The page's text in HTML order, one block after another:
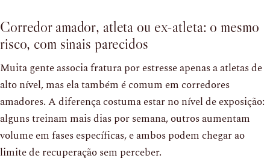
Corredor amador, atleta ou ex-atleta: o mesmo
risco, com sinais parecidos
Muita gente associa fratura por estresse apenas a atletas de
alto nível, mas ela também é comum em corredores
amadores. A diferença costuma estar no nível de exposição:
alguns treinam mais dias por semana, outros aumentam
volume em fases específicas, e ambos podem chegar ao
limite de recuperação sem perceber.